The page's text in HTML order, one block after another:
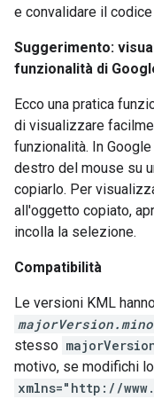
e convalidare il codice
Suggerimento:
funzionalità di
Ecco una pratica
di visualizzare
funzionalità. In
destro del mouse su
copiarlo. Per
all'oggetto copiato,
incolla la selezione.
Compatibilità
Le versioni KML
stesso
motivo, se modifichi
xmlns="http://